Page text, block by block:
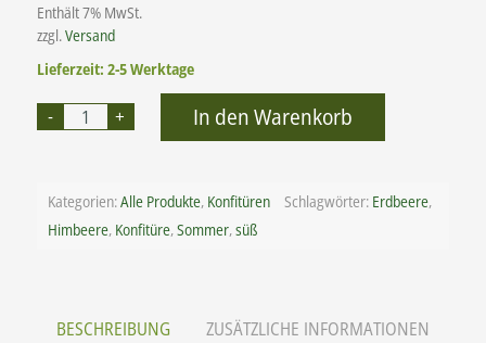
Enthält 7% MwSt.
zzgl.Versand
Lieferzeit: 2-5 Werktage
In den Warenkorb
Kategorien:Alle Produkte, Konfitüren Schlagwörter: Erdbeere,
Himbeere, Konfitüre,Sommer,süß
BESCHREIBUNG ZUSÄTZLICHE INFORMATIONEN